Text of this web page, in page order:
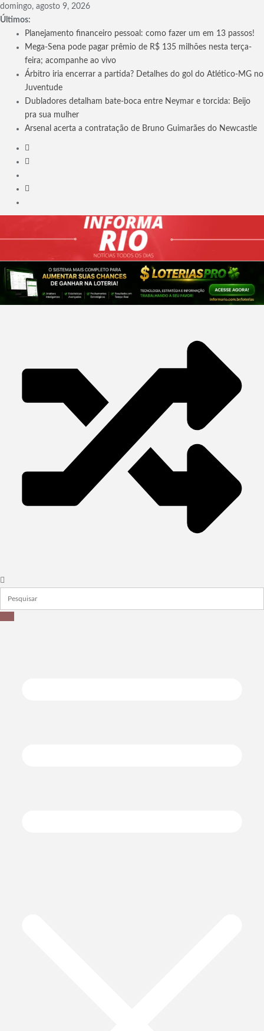
Skip
to
content
domingo, agosto 9, 2026
Últimos:
Planejamento financeiro pessoal: como fazer um em 13 passos!
Mega-Sena pode pagar prêmio de R$ 135 milhões nesta terça-
feira; acompanhe ao vivo
Árbitro iria encerrar a partida? Detalhes do gol do Atlético-MG no
Juventude
Dubladores detalham bate-boca entre Neymar e torcida: Beijo
pra sua mulher
Arsenal acerta a contratação de Bruno Guimarães do Newcastle